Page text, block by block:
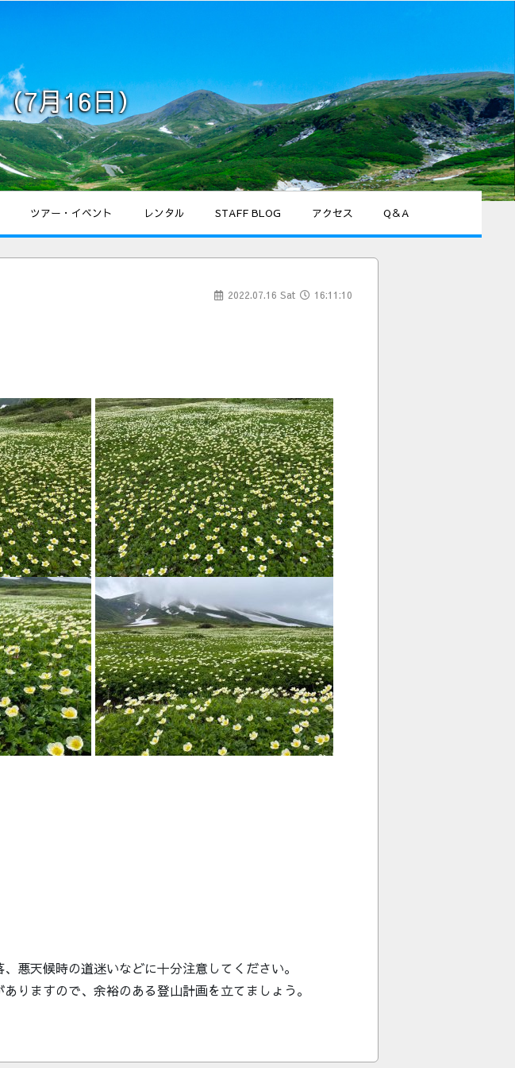
7月16日）
ツアー・イベント レンタル STAFF BLOG アクセス Q＆A
2022.07.16 Sat 16:11:10
悪天候時の道迷いなどに十分注意してください。
りますので、余裕のある登山計画を立てましょう。